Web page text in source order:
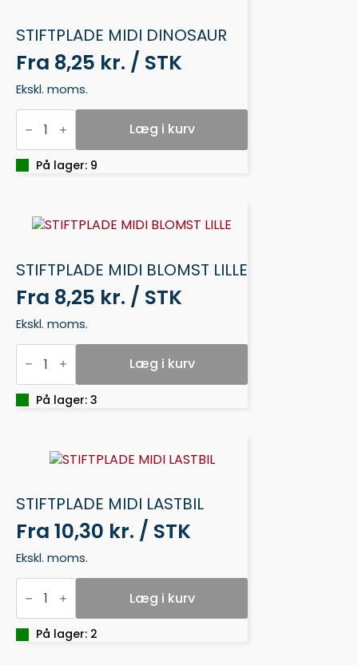
STIFTPLADE MIDI DINOSAUR
Fra 8,25 kr. / STK
Ekskl. moms.
STIFTPLADE
MIDI
DINOSAUR
antal
Læg i kurv
På lager: 9
STIFTPLADE MIDI BLOMST LILLE
Fra 8,25 kr. / STK
Ekskl. moms.
STIFTPLADE
MIDI
BLOMST
LILLE
antal
Læg i kurv
På lager: 3
STIFTPLADE MIDI LASTBIL
Fra 10,30 kr. / STK
Ekskl. moms.
STIFTPLADE
MIDI
LASTBIL
antal
Læg i kurv
På lager: 2